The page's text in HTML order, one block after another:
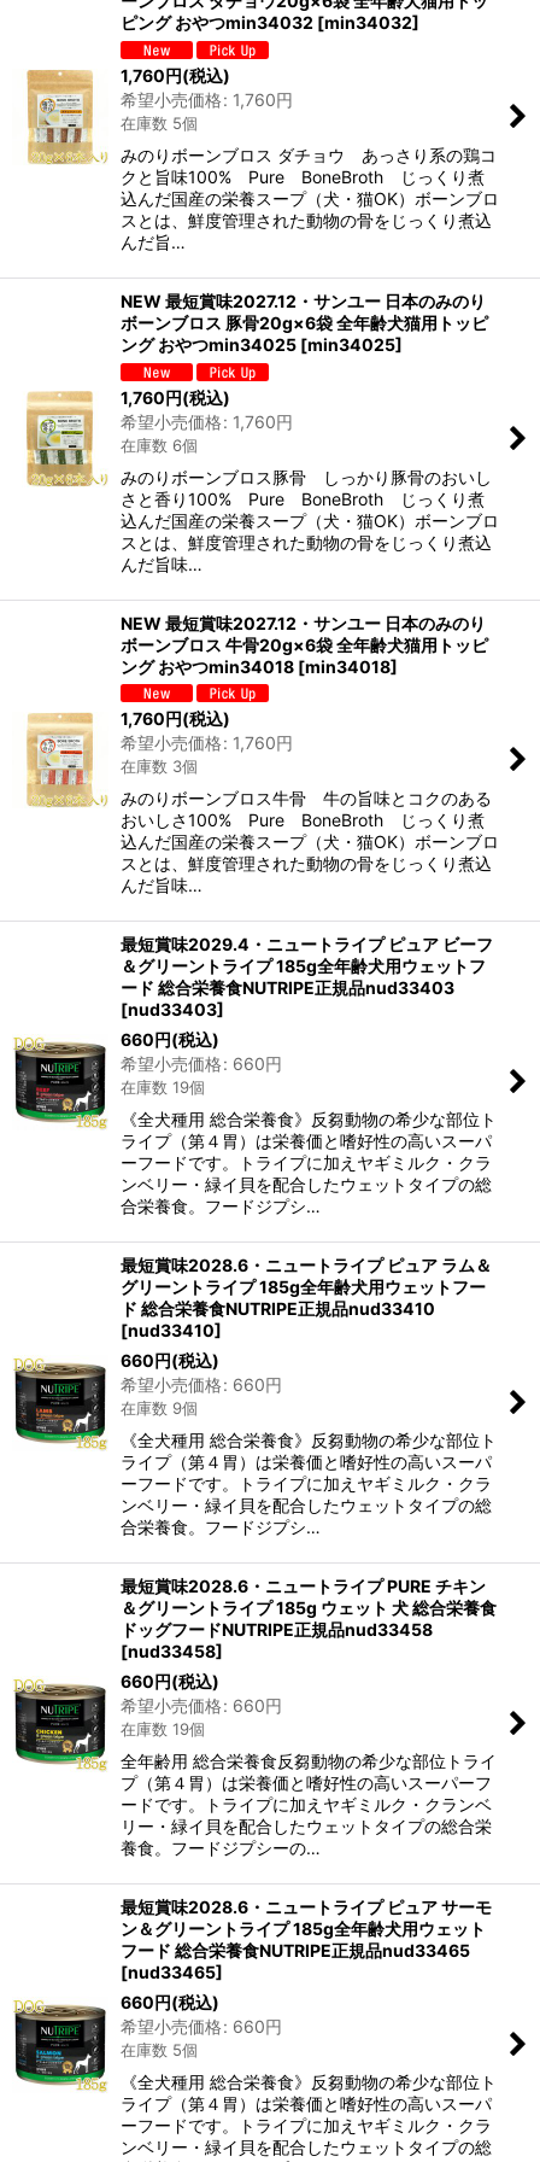
ピング おやつmin34032 [min34032]
1,760円(税込)
希望小売価格: 1,760円
在庫数 5個
みのりボーンブロス ダチョウ あっさり系の鶏コ
クと旨味100% Pure BoneBroth じっくり煮
込んだ国産の栄養スープ（犬・猫OK）ボーンブロ
スとは、鮮度管理された動物の骨をじっくり煮込
んだ旨…
NEW 最短賞味2027.12・サンユー 日本のみのり
ボーンブロス 豚骨20g×6袋 全年齢犬猫用トッピ
ング おやつmin34025 [min34025]
1,760円(税込)
希望小売価格: 1,760円
在庫数 6個
みのりボーンブロス豚骨 しっかり豚骨のおいし
さと香り100% Pure BoneBroth じっくり煮
込んだ国産の栄養スープ（犬・猫OK）ボーンブロ
スとは、鮮度管理された動物の骨をじっくり煮込
んだ旨味…
NEW 最短賞味2027.12・サンユー 日本のみのり
ボーンブロス 牛骨20g×6袋 全年齢犬猫用トッピ
ング おやつmin34018 [min34018]
1,760円(税込)
希望小売価格: 1,760円
在庫数 3個
みのりボーンブロス牛骨 牛の旨味とコクのある
おいしさ100% Pure BoneBroth じっくり煮
込んだ国産の栄養スープ（犬・猫OK）ボーンブロ
スとは、鮮度管理された動物の骨をじっくり煮込
んだ旨味…
最短賞味2029.4・ニュートライプ ピュア ビーフ
＆グリーントライプ 185g全年齢犬用ウェットフ
ード 総合栄養食NUTRIPE正規品nud33403
[nud33403]
660円(税込)
希望小売価格: 660円
在庫数 19個
《全犬種用 総合栄養食》反芻動物の希少な部位ト
ライプ（第４胃）は栄養価と嗜好性の高いスーパ
ーフードです。トライプに加えヤギミルク・クラ
ンベリー・緑イ貝を配合したウェットタイプの総
合栄養食。フードジプシ…
最短賞味2028.6・ニュートライプ ピュア ラム＆
グリーントライプ 185g全年齢犬用ウェットフー
ド 総合栄養食NUTRIPE正規品nud33410
[nud33410]
660円(税込)
希望小売価格: 660円
在庫数 9個
《全犬種用 総合栄養食》反芻動物の希少な部位ト
ライプ（第４胃）は栄養価と嗜好性の高いスーパ
ーフードです。トライプに加えヤギミルク・クラ
ンベリー・緑イ貝を配合したウェットタイプの総
合栄養食。フードジプシ…
最短賞味2028.6・ニュートライプ PURE チキン
＆グリーントライプ 185g ウェット 犬 総合栄養食
ドッグフードNUTRIPE正規品nud33458
[nud33458]
660円(税込)
希望小売価格: 660円
在庫数 19個
全年齢用 総合栄養食反芻動物の希少な部位トライ
プ（第４胃）は栄養価と嗜好性の高いスーパーフ
ードです。トライプに加えヤギミルク・クランベ
リー・緑イ貝を配合したウェットタイプの総合栄
養食。フードジプシーの…
最短賞味2028.6・ニュートライプ ピュア サーモ
ン＆グリーントライプ 185g全年齢犬用ウェット
フード 総合栄養食NUTRIPE正規品nud33465
[nud33465]
660円(税込)
希望小売価格: 660円
在庫数 5個
《全犬種用 総合栄養食》反芻動物の希少な部位ト
ライプ（第４胃）は栄養価と嗜好性の高いスーパ
ーフードです。トライプに加えヤギミルク・クラ
ンベリー・緑イ貝を配合したウェットタイプの総